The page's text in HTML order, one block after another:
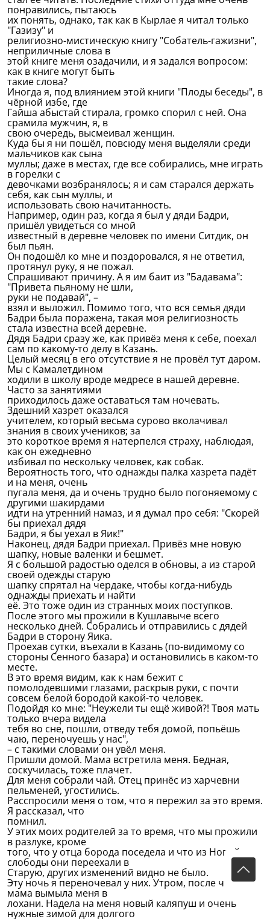
понравились, пытаюсь
их понять, однако, так как в Кырлае я читал только
"Газизу" и
религиозно-мистическую книгу "Собатель-гажизни",
неприличные слова в
этой книге меня озадачили, и я задался вопросом:
как в книге могут быть
такие слова?
Иногда я, под влиянием этой книги "Плоды беседы", в
чёрной избе, где
Гайша абыстай стирала, громко спорил с ней. Она
срамила мужчин, я, в
свою очередь, высмеивал женщин.
Куда бы я ни пошёл, повсюду меня выделяли среди
мальчиков как сына
муллы; даже в местах, где все собирались, мне играть
в горелки с
девочками возбранялось; я и сам старался держать
себя, как сын муллы, и
использовать свою начитанность.
Например, один раз, когда я был у дяди Бадри,
пришёл увидеться со мной
известный в деревне человек по имени Ситдик, он
был пьян.
Он подошёл ко мне и поздоровался, я не ответил,
протянул руку, я не пожал.
Спрашивают причину. А я им баит из "Бадавама":
"Привета пьяному не шли,
руки не подавай", –
взял и выложил. Помимо того, что вся семья дяди
Бадри была поражена, такая моя религиозность
стала известна всей деревне.
Дядя Бадри сразу же, как привёз меня к себе, поехал
сам по какому-то делу в Казань.
Целый месяц в его отсутствие я не провёл тут даром.
Мы с Камалетдином
ходили в школу вроде медресе в нашей деревне.
Часто за занятиями
приходилось даже оставаться там ночевать.
Здешний хазрет оказался
учителем, который весьма сурово вколачивал
знания в своих учеников; за
это короткое время я натерпелся страху, наблюдая,
как он ежедневно
избивал по нескольку человек, как собак.
Вероятность того, что однажды палка хазрета падёт
и на меня, очень
пугала меня, да и очень трудно было погоняемому с
другими шакирдами
идти на утренний намаз, и я думал про себя: "Скорей
бы приехал дядя
Бадри, я бы уехал в Яик!"
Наконец, дядя Бадри приехал. Привёз мне новую
шапку, новые валенки и бешмет.
Я с большой радостью оделся в обновы, а из старой
своей одежды старую
шапку спрятал на чердаке, чтобы когда-нибудь
однажды приехать и найти
её. Это тоже один из странных моих поступков.
После этого мы прожили в Кушлавыче всего
несколько дней. Собрались и отправились с дядей
Бадри в сторону Яика.
Проехав сутки, въехали в Казань (по-видимому со
стороны Сенного базара) и остановились в каком-то
месте.
В это время видим, как к нам бежит с
помолодевшими глазами, раскрыв руки, с почти
совсем белой бородой какой-то человек.
Подойдя ко мне: "Неужели ты ещё живой?! Твоя мать
только вчера видела
тебя во сне, пошли, отведу тебя домой, попьёшь
чаю, переночуешь у нас",
– с такими словами он увёл меня.
Пришли домой. Мама встретила меня. Бедная,
соскучилась, тоже плачет.
Для меня собрали чай. Отец принёс из харчевни
пельменей, угостились.
Расспросили меня о том, что я пережил за это время.
Я рассказал, что
помнил.
У этих моих родителей за то время, что мы прожили
в разлуке, кроме
того, что у отца борода поседела и что из Новой
слободы они переехали в
Старую, других изменений видно не было.
Эту ночь я переночевал у них. Утром, после чая,
мама вымыла меня в
лохани. Надела на меня новый каляпуш и очень
нужные зимой для долгого